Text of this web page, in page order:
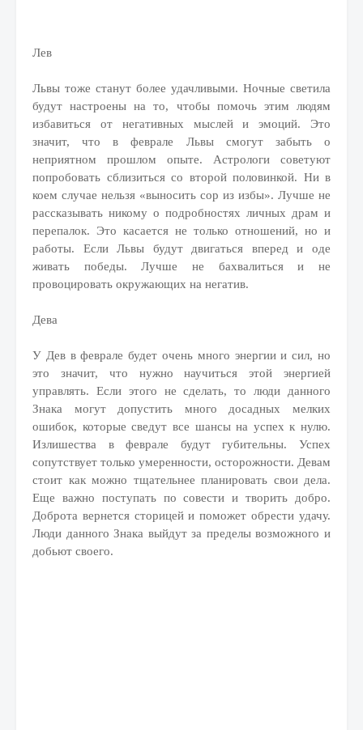
Лев
Львы тоже станут более удачливыми. Ночные светила
будут настроены на то, чтобы помочь этим людям
избавиться от негативных мыслей и эмоций. Это
значит, что в феврале Львы смогут забыть о
неприятном прошлом опыте. Астрологи советуют
попробовать сблизиться со второй половинкой. Ни в
коем случае нельзя «выносить сор из избы». Лучше не
рассказывать никому о подробностях личных драм и
перепалок. Это касается не только отношений, но и
работы. Если Львы будут двигаться вперед и оде
живать победы. Лучше не бахвалиться и не
провоцировать окружающих на негатив.
Дева
У Дев в феврале будет очень много энергии и сил, но
это значит, что нужно научиться этой энергией
управлять. Если этого не сделать, то люди данного
Знака могут допустить много досадных мелких
ошибок, которые сведут все шансы на успех к нулю.
Излишества в феврале будут губительны. Успех
сопутствует только умеренности, осторожности. Девам
стоит как можно тщательнее планировать свои дела.
Еще важно поступать по совести и творить добро.
Доброта вернется сторицей и поможет обрести удачу.
Люди данного Знака выйдут за пределы возможного и
добьют своего.